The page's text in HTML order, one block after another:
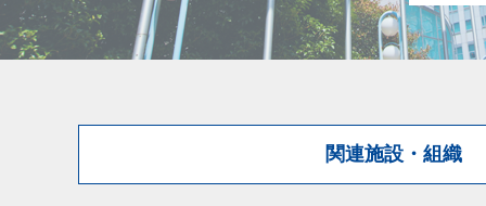
関連施設・組織